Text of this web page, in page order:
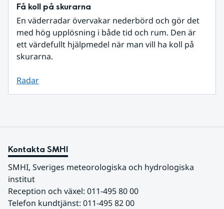
Få koll på skurarna
En väderradar övervakar nederbörd och gör det
med hög upplösning i både tid och rum. Den är
ett värdefullt hjälpmedel när man vill ha koll på
skurarna.
Radar
Kontakta SMHI
SMHI, Sveriges meteorologiska och hydrologiska
institut
Reception och växel: 011-495 80 00
Telefon kundtjänst: 011-495 82 00